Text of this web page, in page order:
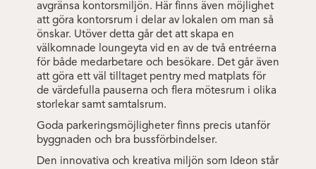
avgränsa kontorsmiljön. Här finns även möjlighet
att göra kontorsrum i delar av lokalen om man så
önskar. Utöver detta går det att skapa en
välkomnade loungeyta vid en av de två entréerna
för både medarbetare och besökare. Det går även
att göra ett väl tilltaget pentry med matplats för
de värdefulla pauserna och flera mötesrum i olika
storlekar samt samtalsrum.
Goda parkeringsmöjligheter finns precis utanför
byggnaden och bra bussförbindelser.
Den innovativa och kreativa miljön som Ideon står